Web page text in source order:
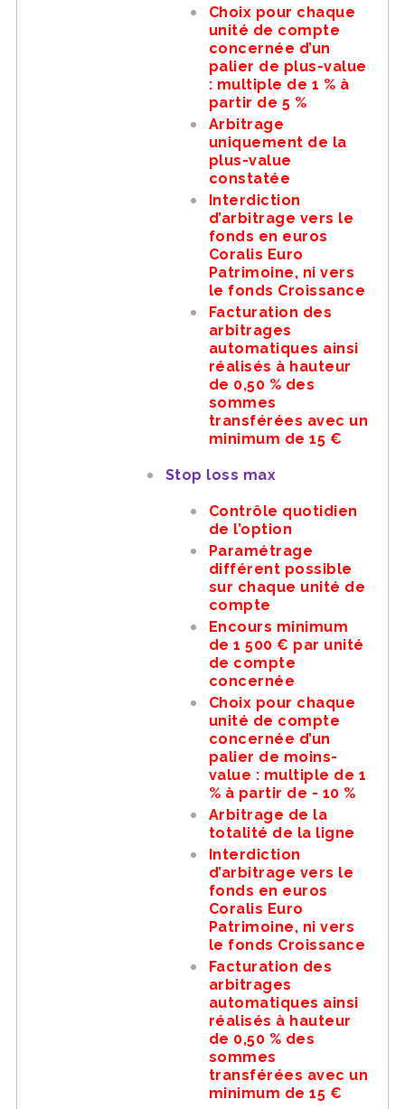
Choix pour chaque
unité de compte
concernée d’un
palier de plus-value
: multiple de 1 % à
partir de 5 %
Arbitrage
uniquement de la
plus-value
constatée
Interdiction
d’arbitrage vers le
fonds en euros
Coralis Euro
Patrimoine, ni vers
le fonds Croissance
Facturation des
arbitrages
automatiques ainsi
réalisés à hauteur
de 0,50 % des
sommes
transférées avec un
minimum de 15 €
Stop loss max
Contrôle quotidien
de l’option
Paramétrage
différent possible
sur chaque unité de
compte
Encours minimum
de 1 500 € par unité
de compte
concernée
Choix pour chaque
unité de compte
concernée d’un
palier de moins-
value : multiple de 1
% à partir de - 10 %
Arbitrage de la
totalité de la ligne
Interdiction
d’arbitrage vers le
fonds en euros
Coralis Euro
Patrimoine, ni vers
le fonds Croissance
Facturation des
arbitrages
automatiques ainsi
réalisés à hauteur
de 0,50 % des
sommes
transférées avec un
minimum de 15 €